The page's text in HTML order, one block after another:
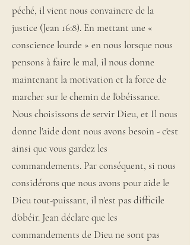
péché, il vient nous convaincre de la
justice (Jean 16:8). En mettant une «
conscience lourde » en nous lorsque nous
pensons à faire le mal, il nous donne
maintenant la motivation et la force de
marcher sur le chemin de l'obéissance.
Nous choisissons de servir Dieu, et Il nous
donne l'aide dont nous avons besoin - c'est
ainsi que vous gardez les
commandements. Par conséquent, si nous
considérons que nous avons pour aide le
Dieu tout-puissant, il n'est pas difficile
d'obéir. Jean déclare que les
commandements de Dieu ne sont pas